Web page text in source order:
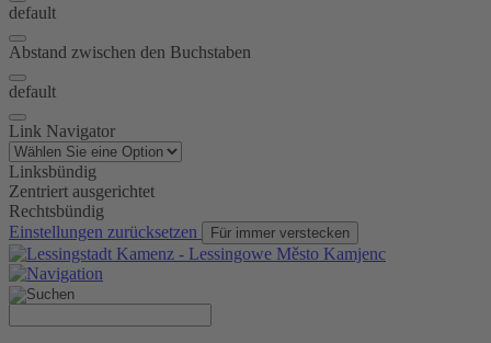
default
Abstand zwischen den Buchstaben
default
Link Navigator
Linksbündig
Zentriert ausgerichtet
Rechtsbündig
Einstellungen zurücksetzen
Für immer verstecken